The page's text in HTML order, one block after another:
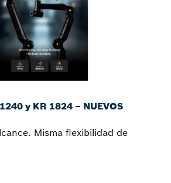
y KR 1824 – NUEVOS
Misma flexibilidad de